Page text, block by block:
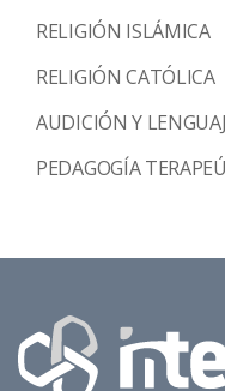
RELIGIÓN ISLÁMICA
RELIGIÓN CATÓLICA
AUDICIÓN Y
PEDAGOGÍA